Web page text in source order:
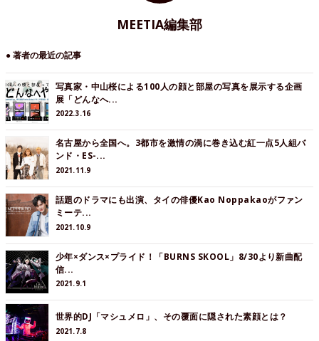
MEETIA編集部
● 著者の最近の記事
写真家・中山桜による100人の顔と部屋の写真を展示する企画
展「どんなへ...
2022.3.16
名古屋から全国へ。3都市を激情の渦に巻き込む紅一点5人組バ
ンド・ES-...
2021.11.9
話題のドラマにも出演、タイの俳優Kao Noppakaoがファン
ミーテ...
2021.10.9
少年×ダンス×プライド！「BURNS SKOOL」8/30より新曲配
信...
2021.9.1
世界的DJ「マシュメロ」、その覆面に隠された素顔とは？
2021.7.8